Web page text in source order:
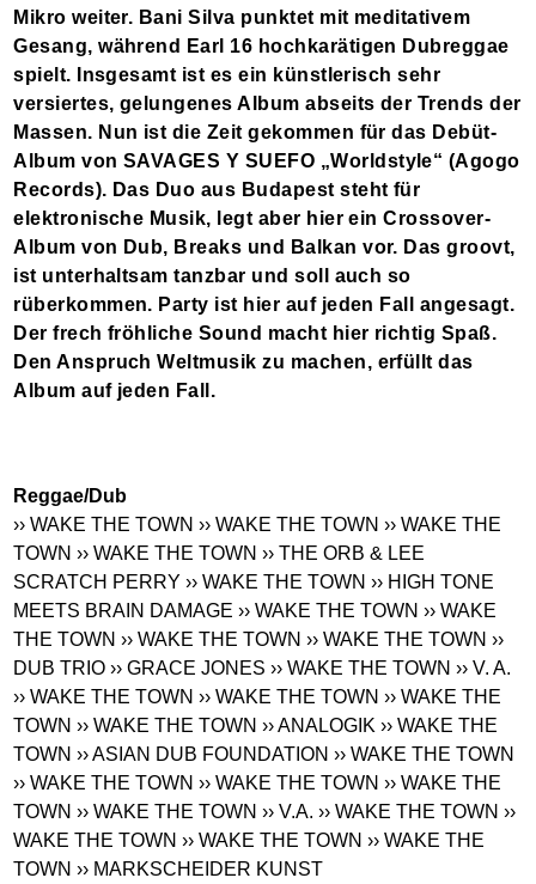
Mikro weiter. Bani Silva punktet mit meditativem
Gesang, während Earl 16 hochkarätigen Dubreggae
spielt. Insgesamt ist es ein künstlerisch sehr
versiertes, gelungenes Album abseits der Trends der
Massen. Nun ist die Zeit gekommen für das Debüt-
Album von SAVAGES Y SUEFO „Worldstyle“ (Agogo
Records). Das Duo aus Budapest steht für
elektronische Musik, legt aber hier ein Crossover-
Album von Dub, Breaks und Balkan vor. Das groovt,
ist unterhaltsam tanzbar und soll auch so
rüberkommen. Party ist hier auf jeden Fall angesagt.
Der frech fröhliche Sound macht hier richtig Spaß.
Den Anspruch Weltmusik zu machen, erfüllt das
Album auf jeden Fall.
Reggae/Dub
›› WAKE THE TOWN ›› WAKE THE TOWN ›› WAKE THE
TOWN ›› WAKE THE TOWN ›› THE ORB & LEE
SCRATCH PERRY ›› WAKE THE TOWN ›› HIGH TONE
MEETS BRAIN DAMAGE ›› WAKE THE TOWN ›› WAKE
THE TOWN ›› WAKE THE TOWN ›› WAKE THE TOWN ››
DUB TRIO ›› GRACE JONES ›› WAKE THE TOWN ›› V. A.
›› WAKE THE TOWN ›› WAKE THE TOWN ›› WAKE THE
TOWN ›› WAKE THE TOWN ›› ANALOGIK ›› WAKE THE
TOWN ›› ASIAN DUB FOUNDATION ›› WAKE THE TOWN
›› WAKE THE TOWN ›› WAKE THE TOWN ›› WAKE THE
TOWN ›› WAKE THE TOWN ›› V.A. ›› WAKE THE TOWN ››
WAKE THE TOWN ›› WAKE THE TOWN ›› WAKE THE
TOWN ›› MARKSCHEIDER KUNST